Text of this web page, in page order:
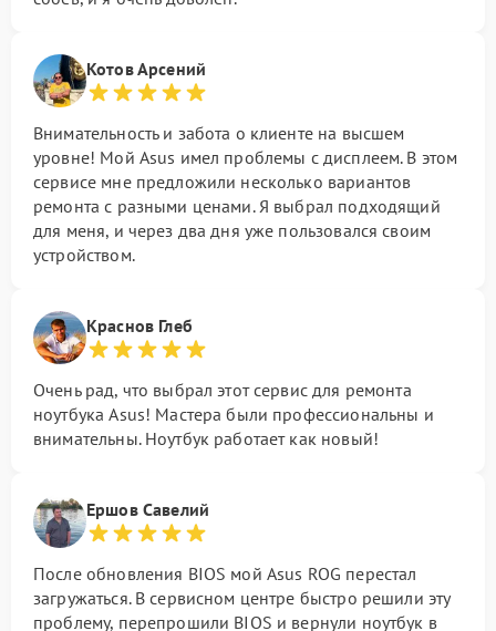
Котов Арсений
Внимательность и забота о клиенте на высшем
уровне! Мой Asus имел проблемы с дисплеем. В этом
сервисе мне предложили несколько вариантов
ремонта с разными ценами. Я выбрал подходящий
для меня, и через два дня уже пользовался своим
устройством.
Краснов Глеб
Очень рад, что выбрал этот сервис для ремонта
ноутбука Asus! Мастера были профессиональны и
внимательны. Ноутбук работает как новый!
Ершов Савелий
После обновления BIOS мой Asus ROG перестал
загружаться. В сервисном центре быстро решили эту
проблему, перепрошили BIOS и вернули ноутбук в